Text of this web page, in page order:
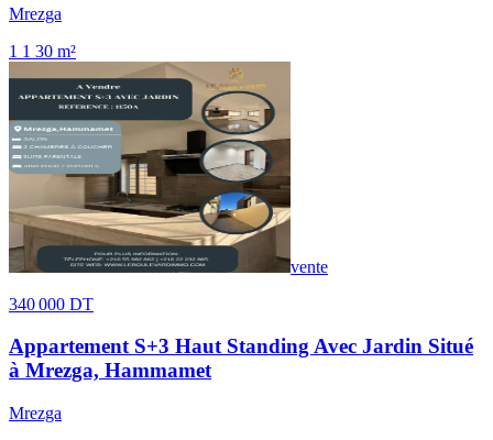
Mrezga
1 1 30 m²
vente
340 000 DT
Appartement S+3 Haut Standing Avec Jardin Situé
à Mrezga, Hammamet
Mrezga